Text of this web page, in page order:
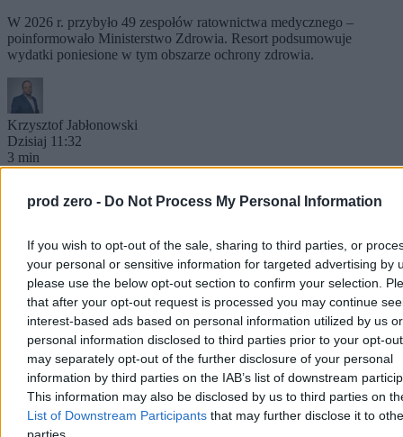
prod zero - Do Not Process My Personal Information
If you wish to opt-out of the sale, sharing to third parties, or
your personal or sensitive information for targeted advertising by
please use the below opt-out section to confirm your selection.
that after your opt-out request is processed you may continue
interest-based ads based on personal information utilized by us or
personal information disclosed to third parties prior to your opt-
may separately opt-out of the further disclosure of your personal
information by third parties on the IAB’s list of downstream
This information may also be disclosed by us to third parties on
List of Downstream Participants that may further disclose it to
W 2026 r. przybyło 49 zespołów ratownictwa medycznego –
poinformowało Ministerstwo Zdrowia. Resort podsumowuje
wydatki poniesione w tym obszarze ochrony zdrowia.
Krzysztof Jabłonowski
Dzisiaj 11:32
3 min